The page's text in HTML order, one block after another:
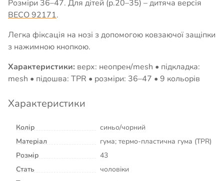
Розміри 36–47. Для дітей (р.20–35) – дитяча версія
BECO 92171.
Легка фіксація на нозі з допомогою ковзаючої защіпки
з нажимною кнопкою.
Характеристики: верх: неопрен/mesh • підкладка:
mesh • підошва: TPR • розміри: 36–47 • 9 кольорів
Характеристики
Колір
синьо/чорний
Матеріал
гума; термо-пластична гума (TPR)
Розмір
43
Стать
чоловіки